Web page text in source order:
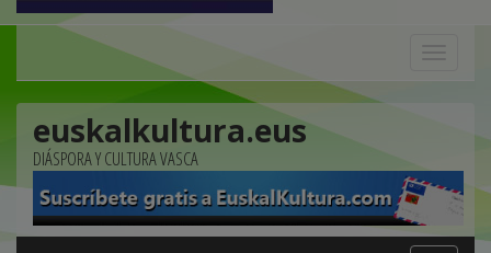
euskalkultura.eus
DIÁSPORA Y CULTURA VASCA